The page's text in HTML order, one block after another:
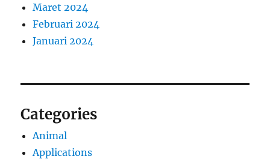
Maret 2024
Februari 2024
Januari 2024
Categories
Animal
Applications